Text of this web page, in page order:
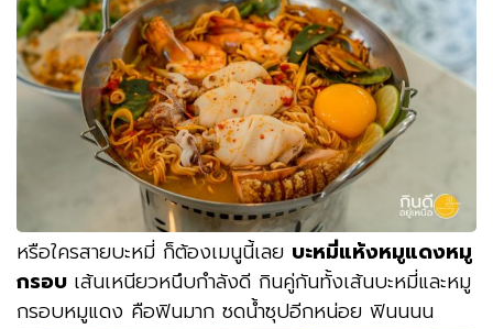
หรือใครสายบะหมี่ ก็ต้องเมนูนี้เลย บะหมี่แห้งหมูแดงหมู
กรอบ เส้นเหนียวหนึบกำลังดี กินคู่กันทั้งเส้นบะหมี่และหมู
กรอบหมูแดง คือฟินมาก ซดน้ำซุปอีกหน่อย ฟินนนน